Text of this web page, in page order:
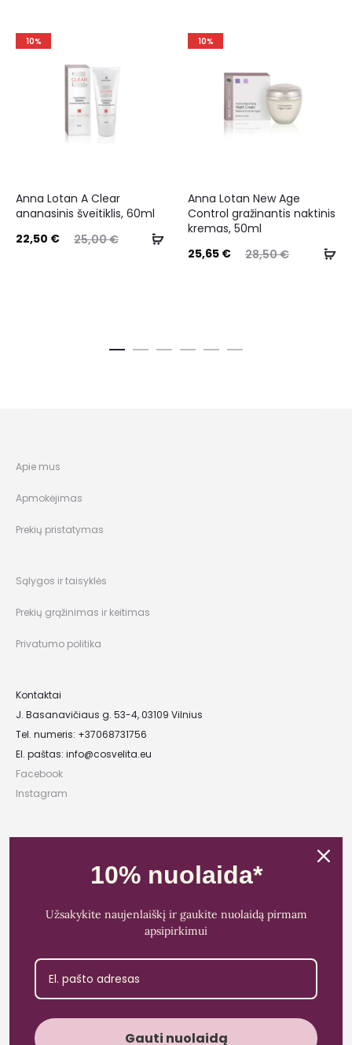
10%
Anna Lotan A Clear
ananasinis šveitiklis, 60ml
25,00€
22,50 €
10%
Anna Lotan New Age
Control gražinantis naktinis
kremas, 50ml
28,50€
25,65 €
Apie mus
Apmokėjimas
Prekių pristatymas
Sąlygos ir taisyklės
Prekių grąžinimas ir keitimas
Privatumo politika
Kontaktai
J. Basanavičiaus g. 53-4, 03109 Vilnius
Tel. numeris: +37068731756
El. paštas: info@cosvelita.eu
Facebook
Instagram
Įmonės kodas: 303481944
PVM mokėtojo kodas: LT100011828014
Bankas: Paysera LT
Cosvelita© 2021 - 2026
10% nuolaida*
Užsakykite naujenlaiškį ir gaukite nuolaidą pirmam
apsipirkimui
Gauti nuolaidą